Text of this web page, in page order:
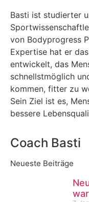
Basti ist studierter
von Bodyprogress
Expertise hat er das
entwickelt, das
schnellstmöglich
kommen, fitter zu
Sein Ziel ist es,
bessere
Coach Basti
Neueste Beiträge